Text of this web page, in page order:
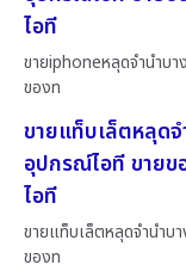
ไอที
ขายiphoneหลุดจำนำบา
ของท
ขายแท็บเล็ตหลุดจ
อุปกรณ์ไอที ขาย
ไอที
ขายแท็บเล็ตหลุดจำนำบ
ของท